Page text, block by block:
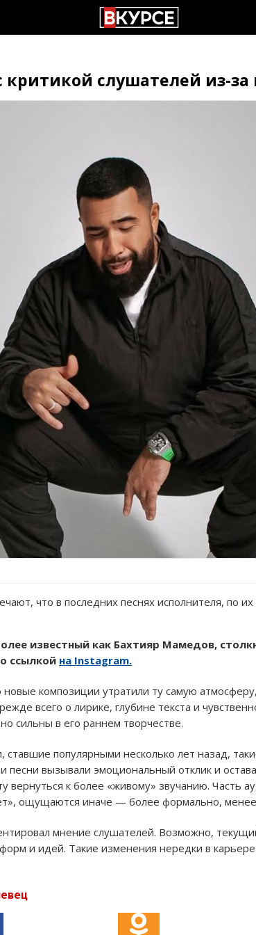
критикой слушателей из-
что в последних песнях исполнителя, по
известный как Бахтияр Мамедов,
ссылкой на Instagram.
композиции утратили ту самую
всего о лирике, глубине текста и
сильны в его раннем творчестве.
популярными несколько лет назад,
песни вызывали эмоциональный отклик и
вернуться к более «живому» звучанию. Часть
ощущаются иначе — более формально, менее
мнение слушателей. Возможно,
и идей. Такие изменения нередки в